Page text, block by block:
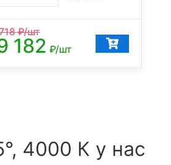
₽/шт
182 ₽/шт
4000 К у нас